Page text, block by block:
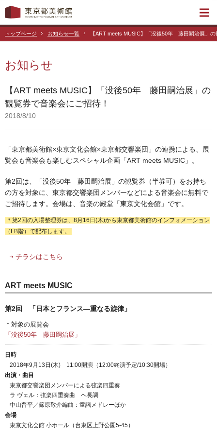
トップページ お知らせ一覧 【ART meets MUSIC】「没後50年 藤田嗣治展」
お知らせ
【ART meets MUSIC】「没後50年 藤田嗣治展」の
観覧券で音楽会にご招待！
2018/8/10
「東京都美術館×東京文化会館×東京都交響楽団」の連携による、展
覧会も音楽会も楽しむスペシャル企画「ART meets MUSIC」。
第2回は、「没後50年 藤田嗣治展」の観覧券（半券可）をお持ち
の方を対象に、東京都交響楽団メンバーなどによる音楽会に無料で
ご招待します。会場は、音楽の殿堂「東京文化会館」です。
＊第2回の入場整理券は、8月16日(木)から東京都美術館のインフォメーション
（LB階）で配布します。
チラシはこちら
ART meets MUSIC
第2回 「日本とフランス―重なる旋律」
＊対象の展覧会
「没後50年 藤田嗣治展」
日時
2018年9月13日(木) 11:00開演（12:00終演予定/10:30開場）
出演・曲目
東京都交響楽団メンバーによる弦楽四重奏
ラ ヴェル：弦楽四重奏曲 ヘ長調
中山晋平／篠原敬介編曲：童謡メドレーほか
会場
東京文化会館 小ホール（台東区上野公園5-45）